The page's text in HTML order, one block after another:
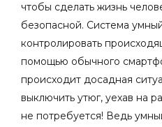
чтобы сделать жизнь
безопасной. Система
контролировать
помощью обычного
происходит досадная
выключить утюг, уехав на
не потребуется! Ведь